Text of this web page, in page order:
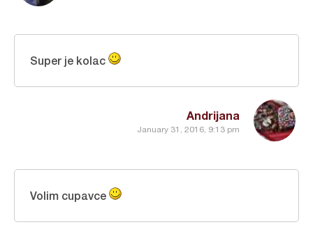
Andrijana
January 31, 2016, 9:13 pm
Super je kolac
Volim cupavce